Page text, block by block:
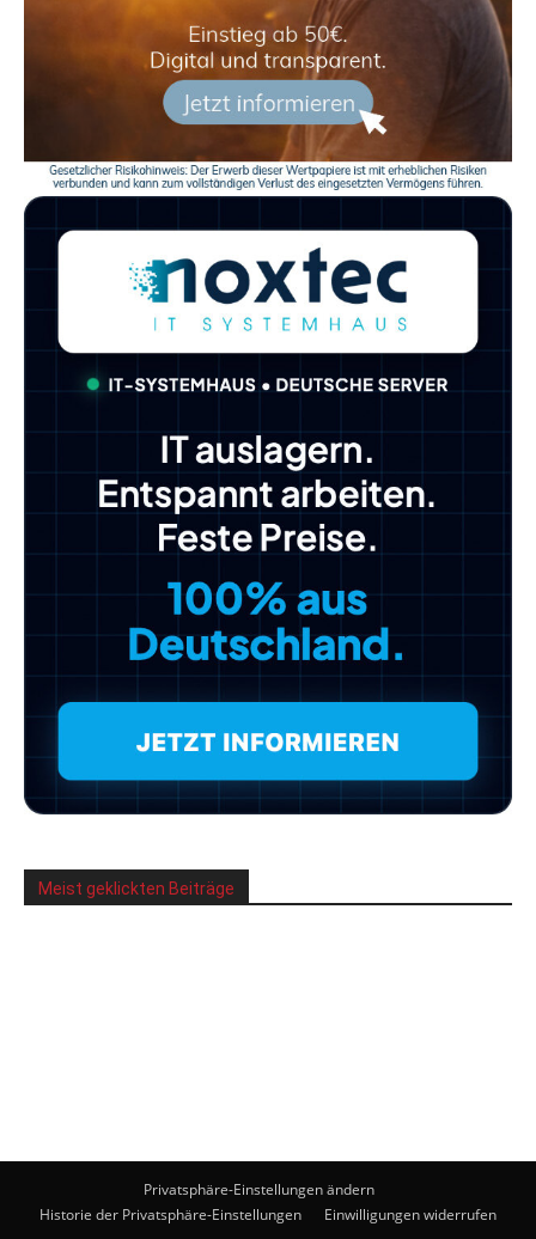
Meist geklickten Beiträge
Privatsphäre-Einstellungen ändern
Historie der Privatsphäre-Einstellungen
Einwilligungen widerrufen